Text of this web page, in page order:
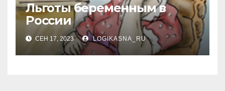
Льготы беременным в
России
СЕН 17, 2023 LOGIKASNA_RU